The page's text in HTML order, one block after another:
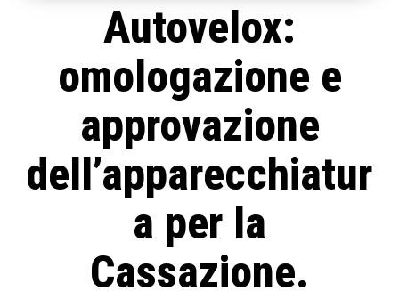
Autovelox:
omologazione e
approvazione
dell’apparecchiatur
a per la
Cassazione.